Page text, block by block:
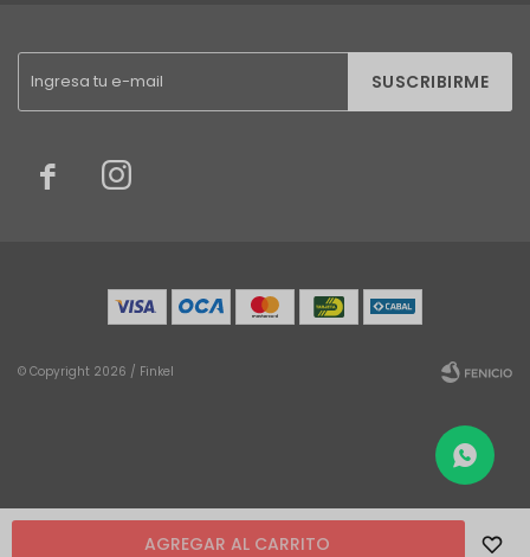
AGREGAR AL CARRITO
SUSCRIBIRME
 
© Copyright 2026 / Finkel